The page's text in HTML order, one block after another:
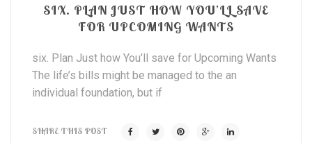
SIX. PLAN JUST HOW YOU’LL SAVE
FOR UPCOMING WANTS
six. Plan Just how You’ll save for Upcoming Wants
The life’s bills might be managed to the an
individual foundation, but if
SHARE THIS POST